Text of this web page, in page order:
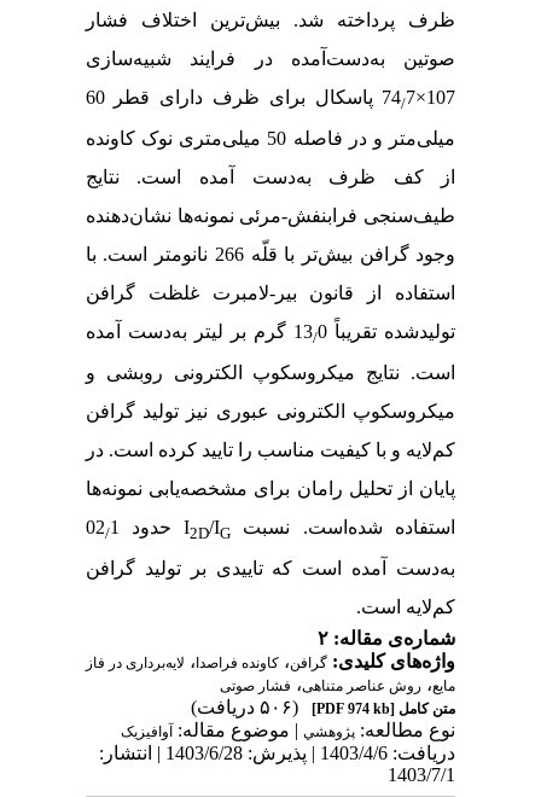
ظرف پرداخته شد. بیش‌ترین اختلاف فشار
صوتین به‌دست‌آمده در فرایند شبیه‌سازی
107×74
/ 7 پاسکال برای ظرف دارای قطر 60
میلی‌متر و در فاصله 50 میلی‌متری نوک کاونده
از کف ظرف به‌دست آمده است. نتایج
طیف‌سنجی فرابنفش-مرئی نمونه‌ها نشان‌دهنده
وجود گرافن بیش‌تر با قلّه 266 نانومتر است. با
استفاده از قانون بیر-لامبرت غلظت گرافن
تولیدشده تقریباً 13
/0 گرم بر لیتر به‌دست آمده
است. نتایج میکروسکوپ الکترونی روبشی و
میکروسکوپ الکترونی عبوری نیز تولید گرافن
کم‌لایه و با کیفیت مناسب را تایید کرده است. در
پایان از تحلیل رامان برای مشخصه‌یابی نمونه‌ها
استفاده شده‌است. نسبت
I2D/IG حدود 02 /1
به‌دست آمده است که تاییدی بر تولید گرافن
کم‌لایه است.
شماره‌ی مقاله: ۲
واژه‌های کلیدی: گرافن، کاونده فراصدا ، لایه‌برداری در فاز
مایع، روش عناصر متناهی، فشار صوتی
متن کامل[PDF 974 kb]
(۵۰۶ دریافت)
نوع مطالعه: پژوهشي| موضوع مقاله: آوافیزیک
دریافت: 1403/4/6 | پذیرش: 1403/6/28 | انتشار:
1403/7/1